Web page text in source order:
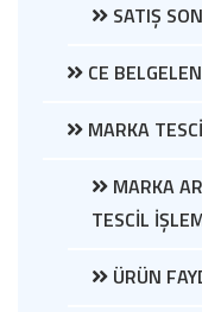
SATIŞ
CE
MARKA
MARKA
TESCİL
ÜRÜN